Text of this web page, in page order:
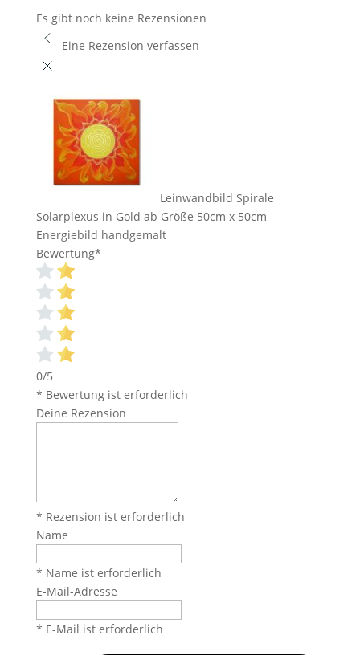
Es gibt noch keine Rezensionen
Eine Rezension verfassen
Leinwandbild Spirale
Solarplexus in Gold ab Größe 50cm x 50cm -
Energiebild handgemalt
Bewertung*
0/5
* Bewertung ist erforderlich
Deine Rezension
* Rezension ist erforderlich
Name
* Name ist erforderlich
E-Mail-Adresse
* E-Mail ist erforderlich